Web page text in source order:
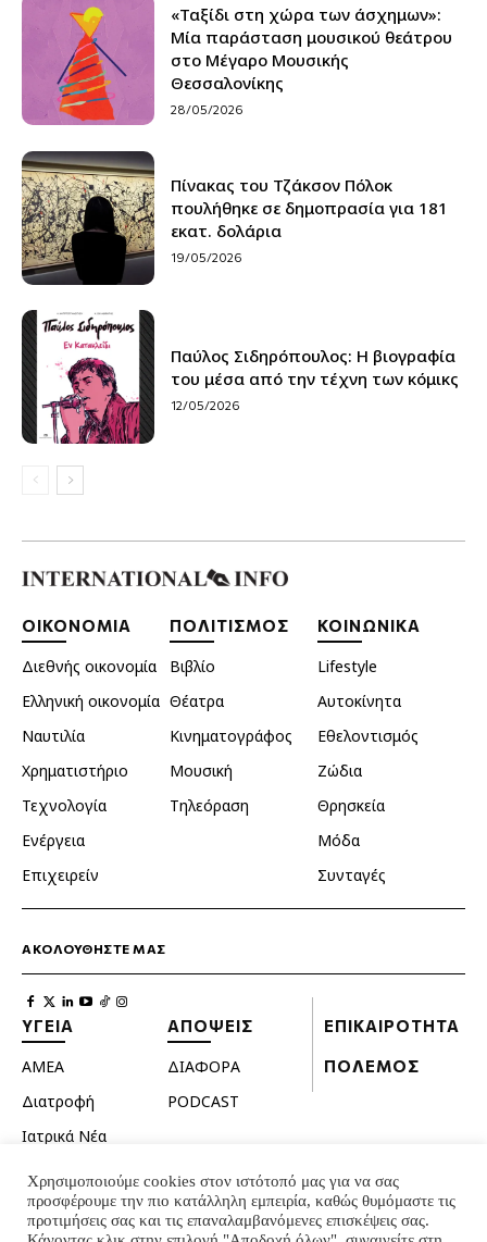
«Ταξίδι στη χώρα των άσχημων»:
Μία παράσταση μουσικού θεάτρου
στο Μέγαρο Μουσικής
Θεσσαλονίκης
28/05/2026
Πίνακας του Τζάκσον Πόλοκ
πουλήθηκε σε δημοπρασία για 181
εκατ. δολάρια
19/05/2026
Παύλος Σιδηρόπουλος: Η βιογραφία
του μέσα από την τέχνη των κόμικς
12/05/2026
ΟΙΚΟΝΟΜΙΑ
Διεθνής οικονομία
Ελληνική οικονομία
Ναυτιλία
Χρηματιστήριο
Τεχνολογία
Ενέργεια
Επιχειρείν
ΠΟΛΙΤΙΣΜΟΣ
Βιβλίο
Θέατρα
Κινηματογράφος
Μουσική
Τηλεόραση
ΚΟΙΝΩΝΙΚΑ
Lifestyle
Αυτοκίνητα
Εθελοντισμός
Ζώδια
Θρησκεία
Μόδα
Συνταγές
ΑΚΟΛΟΥΘΗΣΤΕ ΜΑΣ
ΥΓΕΙΑ
ΑΜΕΑ
Διατροφή
Ιατρικά Νέα
Κατοικίδια
Ομορφιά
ΑΠΟΨΕΙΣ
ΔΙΑΦΟΡΑ
PODCAST
ΕΠΙΚΑΙΡΟΤΗΤΑ
ΠΟΛΕΜΟΣ
Χρησιμοποιούμε cookies στον ιστότοπό μας για να σας
προσφέρουμε την πιο κατάλληλη εμπειρία, καθώς θυμόμαστε τις
προτιμήσεις σας και τις επαναλαμβανόμενες επισκέψεις σας.